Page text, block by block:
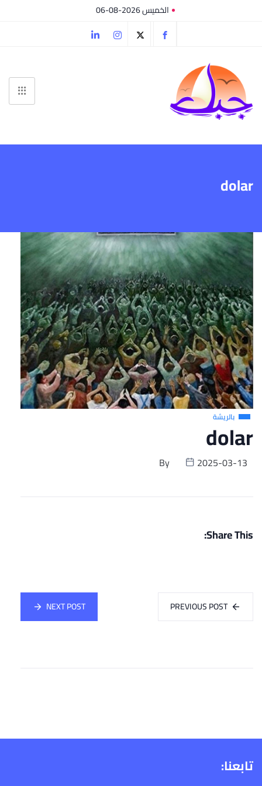
الخميس 2026-08-06
dolar
بالريشة
dolar
By 2025-03-13
Share This:
PREVIOUS POST
NEXT POST
تابعنا: